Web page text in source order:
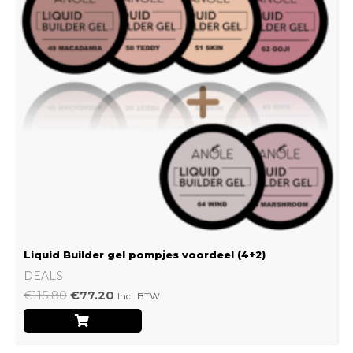
Liquid Builder gel pompjes voordeel (4+2)
DEALS
€115.80 €77.20 Incl. BTW